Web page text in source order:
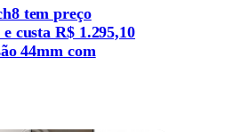
tem preço
custa R$ 1.295,10
44mm com